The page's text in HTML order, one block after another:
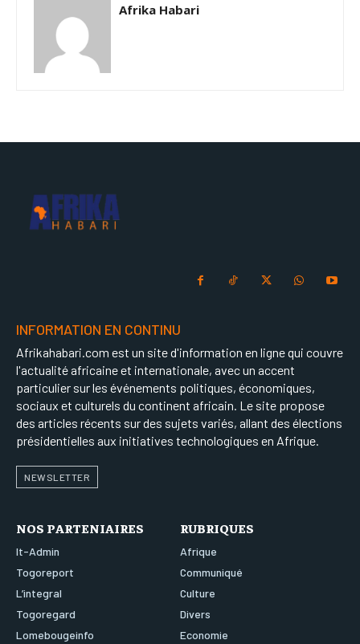
Afrika Habari
INFORMATION EN CONTINU
Afrikahabari.com est un site d'information en ligne qui couvre
l'actualité africaine et internationale, avec un accent
particulier sur les événements politiques, économiques,
sociaux et culturels du continent africain. Le site propose
des articles récents sur des sujets variés, allant des élections
présidentielles aux initiatives technologiques en Afrique.
NEWSLETTER
NOS PARTENIAIRES
It-Admin
Togoreport
L’integral
Togoregard
Lomebougeinfo
RUBRIQUES
Afrique
Communiqué
Culture
Divers
Economie